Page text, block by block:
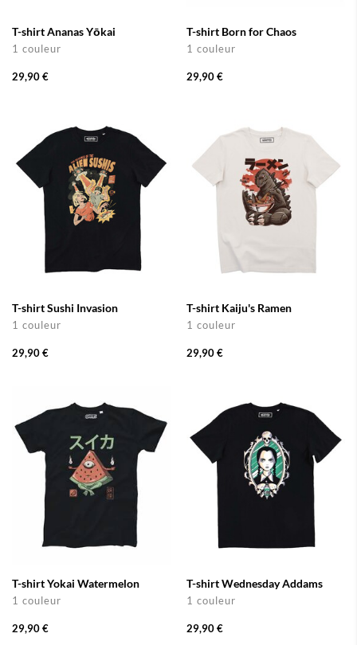
T-shirt Ananas Yōkai
1 couleur
29,90 €
T-shirt Born for Chaos
1 couleur
29,90 €
T-shirt Sushi Invasion
1 couleur
29,90 €
T-shirt Kaiju's Ramen
1 couleur
29,90 €
T-shirt Yokai Watermelon
1 couleur
29,90 €
T-shirt Wednesday Addams
1 couleur
29,90 €